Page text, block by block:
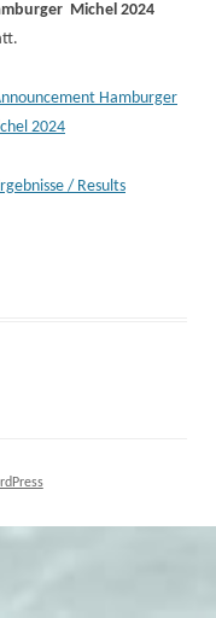
Michel 2024
Hamburger
2024
/ Results